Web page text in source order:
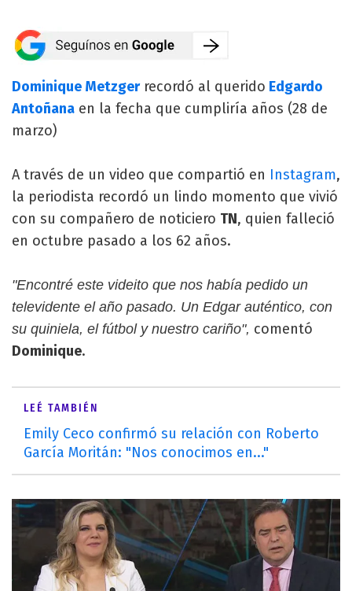
Dominique Metzgerrecordó al querido Edgardo
Antoñana en la fecha que cumpliría años (28 de
marzo)
A través de un video que compartió en Instagram,
la periodista recordó un lindo momento que vivió
con su compañero de noticiero TN, quien falleció
en octubre pasado a los 62 años.
"Encontré este videito que nos había pedido un
televidente el año pasado. Un Edgar auténtico, con
su quiniela, el fútbol y nuestro cariño", comentó
Dominique.
LEÉ TAMBIÉN
Emily Ceco confirmó su relación con Roberto
García Moritán: "Nos conocimos en..."